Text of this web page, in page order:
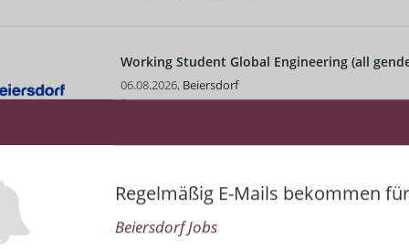
Regelmäßig E-Mails bekommen für
Beiersdorf Jobs
Working Student Global Engineering (all
06.08.2026, Beiersdorf
Hamburg, Deutschland
Working Student Marketing Technology & AI
04.08.2026, Beiersdorf
Hamburg, Deutschland